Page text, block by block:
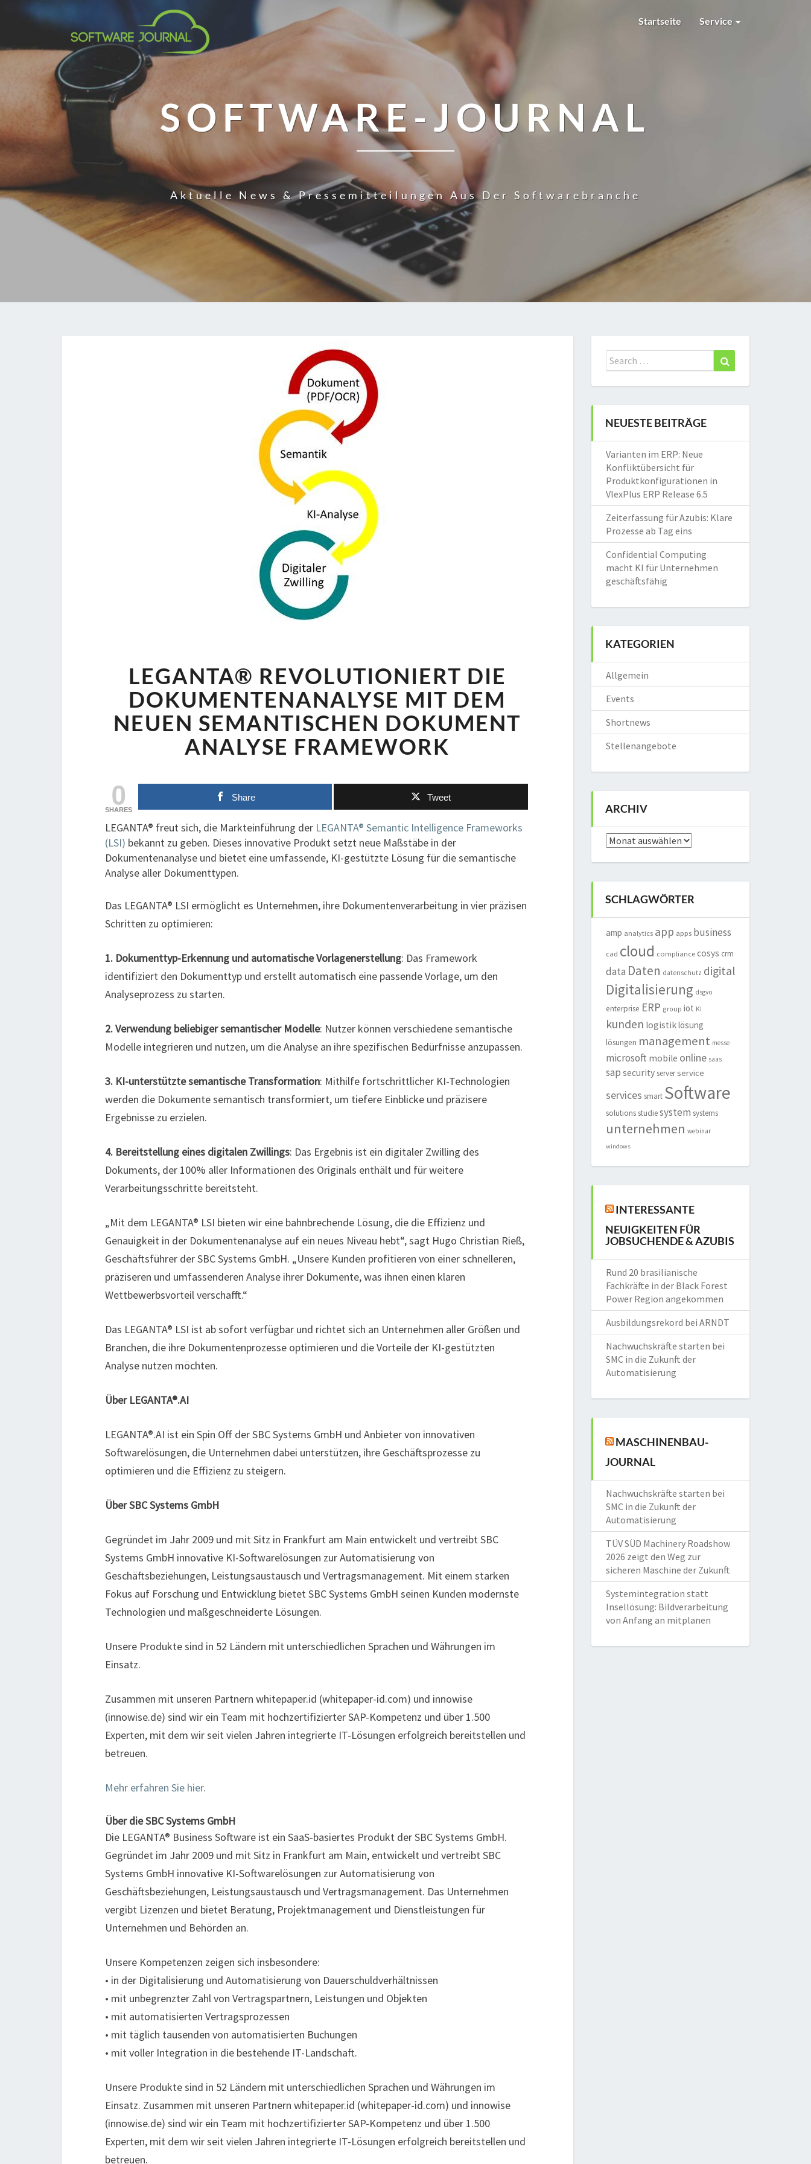
Startseite Service
SOFTWARE-JOURNAL
Aktuelle News & Pressemitteilungen Aus Der Softwarebranche
REVOLUTIONIERT
DIE
DOKUMENTENANALYSE
MIT
DEM
NEUEN
FRAMEWORK
LEGANTA® REVOLUTIONIERT DIE
DOKUMENTENANALYSE MIT DEM
NEUEN SEMANTISCHEN DOKUMENT
ANALYSE FRAMEWORK
0
SHARES
Share Tweet
LEGANTA® freut sich, die Markteinführung der LEGANTA® Semantic Intelligence Frameworks
(LSI) bekannt zu geben. Dieses innovative Produkt setzt neue Maßstäbe in der
Dokumentenanalyse und bietet eine umfassende, KI-gestützte Lösung für die semantische
Analyse aller Dokumenttypen.
Das LEGANTA® LSI ermöglicht es Unternehmen, ihre Dokumentenverarbeitung in vier präzisen
Schritten zu optimieren:
1. Dokumenttyp-Erkennung und automatische Vorlagenerstellung: Das Framework
identifiziert den Dokumenttyp und erstellt automatisch eine passende Vorlage, um den
Analyseprozess zu starten.
2. Verwendung beliebiger semantischer Modelle: Nutzer können verschiedene semantische
Modelle integrieren und nutzen, um die Analyse an ihre spezifischen Bedürfnisse anzupassen.
3. KI-unterstützte semantische Transformation: Mithilfe fortschrittlicher KI-Technologien
werden die Dokumente semantisch transformiert, um tiefere Einblicke und präzisere
Ergebnisse zu erzielen.
4. Bereitstellung eines digitalen Zwillings: Das Ergebnis ist ein digitaler Zwilling des
Dokuments, der 100% aller Informationen des Originals enthält und für weitere
Verarbeitungsschritte bereitsteht.
„Mit dem LEGANTA® LSI bieten wir eine bahnbrechende Lösung, die die Effizienz und
Genauigkeit in der Dokumentenanalyse auf ein neues Niveau hebt“, sagt Hugo Christian Rieß,
Geschäftsführer der SBC Systems GmbH. „Unsere Kunden profitieren von einer schnelleren,
präziseren und umfassenderen Analyse ihrer Dokumente, was ihnen einen klaren
Wettbewerbsvorteil verschafft.“
Das LEGANTA® LSI ist ab sofort verfügbar und richtet sich an Unternehmen aller Größen und
Branchen, die ihre Dokumentenprozesse optimieren und die Vorteile der KI-gestützten
Analyse nutzen möchten.
Über LEGANTA®.AI
LEGANTA®.AI ist ein Spin Off der SBC Systems GmbH und Anbieter von innovativen
Softwarelösungen, die Unternehmen dabei unterstützen, ihre Geschäftsprozesse zu
optimieren und die Effizienz zu steigern.
Über SBC Systems GmbH
Gegründet im Jahr 2009 und mit Sitz in Frankfurt am Main entwickelt und vertreibt SBC
Systems GmbH innovative KI-Softwarelösungen zur Automatisierung von
Geschäftsbeziehungen, Leistungsaustausch und Vertragsmanagement. Mit einem starken
Fokus auf Forschung und Entwicklung bietet SBC Systems GmbH seinen Kunden modernste
Technologien und maßgeschneiderte Lösungen.
Unsere Produkte sind in 52 Ländern mit unterschiedlichen Sprachen und Währungen im
Einsatz.
Zusammen mit unseren Partnern whitepaper.id (whitepaper-id.com) und innowise
(innowise.de) sind wir ein Team mit hochzertifizierter SAP-Kompetenz und über 1.500
Experten, mit dem wir seit vielen Jahren integrierte IT-Lösungen erfolgreich bereitstellen und
betreuen.
Mehr erfahren Sie hier.
Über die SBC Systems GmbH
Die LEGANTA® Business Software ist ein SaaS-basiertes Produkt der SBC Systems GmbH.
Gegründet im Jahr 2009 und mit Sitz in Frankfurt am Main, entwickelt und vertreibt SBC
Systems GmbH innovative KI-Softwarelösungen zur Automatisierung von
Geschäftsbeziehungen, Leistungsaustausch und Vertragsmanagement. Das Unternehmen
vergibt Lizenzen und bietet Beratung, Projektmanagement und Dienstleistungen für
Unternehmen und Behörden an.
Unsere Kompetenzen zeigen sich insbesondere:
• in der Digitalisierung und Automatisierung von Dauerschuldverhältnissen
• mit unbegrenzter Zahl von Vertragspartnern, Leistungen und Objekten
• mit automatisierten Vertragsprozessen
• mit täglich tausenden von automatisierten Buchungen
• mit voller Integration in die bestehende IT-Landschaft.
Unsere Produkte sind in 52 Ländern mit unterschiedlichen Sprachen und Währungen im
Einsatz. Zusammen mit unseren Partnern whitepaper.id (whitepaper-id.com) und innowise
(innowise.de) sind wir ein Team mit hochzertifizierter SAP-Kompetenz und über 1.500
Experten, mit dem wir seit vielen Jahren integrierte IT-Lösungen erfolgreich bereitstellen und
betreuen.
Search
for:
NEUESTE BEITRÄGE
Varianten im ERP: Neue
Konfliktübersicht für
Produktkonfigurationen in
VlexPlus ERP Release 6.5
Zeiterfassung für Azubis: Klare
Prozesse ab Tag eins
Confidential Computing
macht KI für Unternehmen
geschäftsfähig
KATEGORIEN
Allgemein
Events
Shortnews
Stellenangebote
ARCHIV
Archiv
SCHLAGWÖRTER
amp analytics app apps business
cad cloud compliance cosys crm
data Daten datenschutz digital
Digitalisierung dsgvo
enterprise ERP group iot KI
kunden logistiklösung
lösungen management messe
microsoft mobile online saas
sap security server service
services smart Software
solutions studie system systems
unternehmen webinar
windows
INTERESSANTE
NEUIGKEITEN FÜR
JOBSUCHENDE & AZUBIS
Rund 20 brasilianische
Fachkräfte in der Black Forest
Power Region angekommen
Ausbildungsrekord bei ARNDT
Nachwuchskräfte starten bei
SMC in die Zukunft der
Automatisierung
MASCHINENBAU-
JOURNAL
Nachwuchskräfte starten bei
SMC in die Zukunft der
Automatisierung
TÜV SÜD Machinery Roadshow
2026 zeigt den Weg zur
sicheren Maschine der Zukunft
Systemintegration statt
Insellösung: Bildverarbeitung
von Anfang an mitplanen